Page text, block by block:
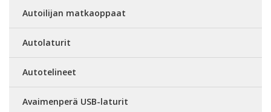
Autoilijan matkaoppaat
Autolaturit
Autotelineet
Avaimenperä USB-laturit